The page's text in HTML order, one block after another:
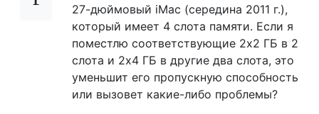
27-дюймовый iMac (середина 2011 г.),
который имеет 4 слота памяти. Если я
поместлю соответствующие 2x2 ГБ в 2
слота и 2x4 ГБ в другие два слота, это
уменьшит его пропускную способность
или вызовет какие-либо проблемы?